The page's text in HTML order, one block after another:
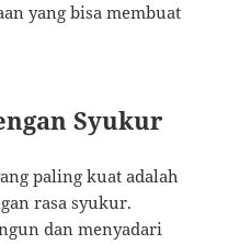
yang bisa membuat
Syukur
paling kuat adalah
rasa syukur.
dan menyadari